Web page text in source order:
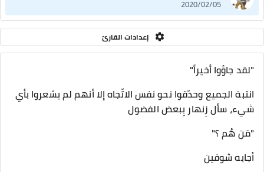
2020/02/05
إعدادات القارئ
"لقد جاؤوا أخيراً"
انتبهَ الجميع وحدّقوا نحو نفس الاتّجاه إلا أنهم لم يشعروا بأي
شيء، سأل زِنهار بِبعض الفضول
"مَن هُم ؟"
أجابه شوفين